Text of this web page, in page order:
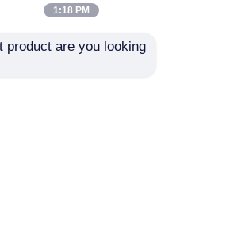
Makinesi Fırçasız
Motor Tipi
1:18 PM
product are you looking